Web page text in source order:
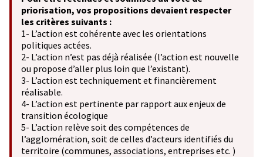
priorisation, vos propositions devaient respecter
les critères suivants :
1- L’action est cohérente avec les orientations
politiques actées.
2- L’action n’est pas déjà réalisée (l’action est nouvelle
ou propose d’aller plus loin que l’existant).
3- L’action est techniquement et financièrement
réalisable.
4- L’action est pertinente par rapport aux enjeux de
transition écologique
5- L’action relève soit des compétences de
l’agglomération, soit de celles d’acteurs identifiés du
territoire (communes, associations, entreprises etc. )